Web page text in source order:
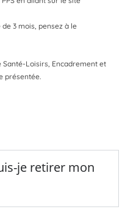
de 3 mois, pensez à le
Santé-Loisirs, Encadrement et
présentée.
je retirer mon